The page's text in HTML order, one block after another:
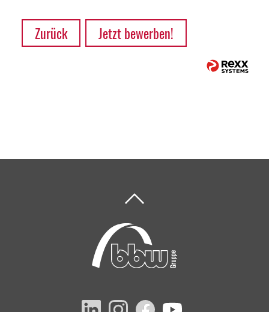
Zurück Jetzt bewerben!